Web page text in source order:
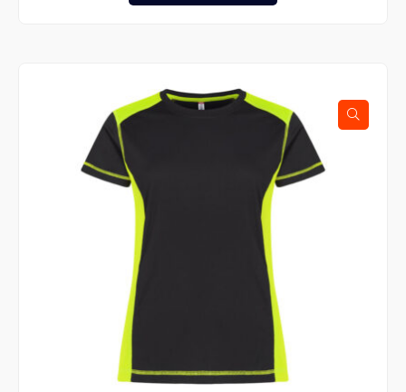
tehdä
valinnat
tuotteen
sivulla.